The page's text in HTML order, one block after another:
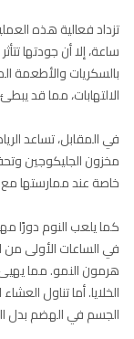
ساعة، إلا أن جودتها
بالسكريات والأطعمة
الالتهابات، مما قد
في المقابل، تساعد
مخزون الجليكوجين
خاصة عند ممارستها مع
كما يلعب النوم دورًا
في الساعات الأولى من
هرمون النمو. مما يهيئ
الخلايا. أما تناول
الجسم في الهضم بدل